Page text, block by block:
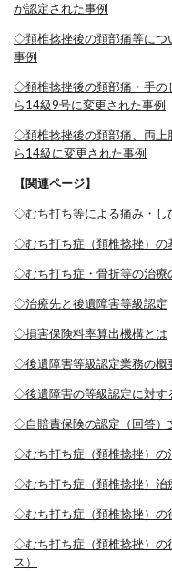
が認定された事例
◇頚椎捻挫後の頚部痛等につ
事例
◇頚椎捻挫後の頚部痛・手
ら14級9号に変更された事例
◇頚椎捻挫後の頚部痛、両
ら14級に変更された事例
【関連ページ】
◇むち打ち等による痛み・し
◇むち打ち症（頚椎捻挫）の
◇むち打ち症・骨折等の治療
◇治療先と後遺障害等級認定
◇損害保険料率算出機構とは
◇後遺障害等級認定業務の概
◇後遺障害の等級認定に対す
◇自賠責保険の認定（回答）
◇むち打ち症（頚椎捻挫）の
◇むち打ち症（頚椎捻挫）治
◇むち打ち症（頚椎捻挫）の
◇むち打ち症（頚椎捻挫）の
ス）